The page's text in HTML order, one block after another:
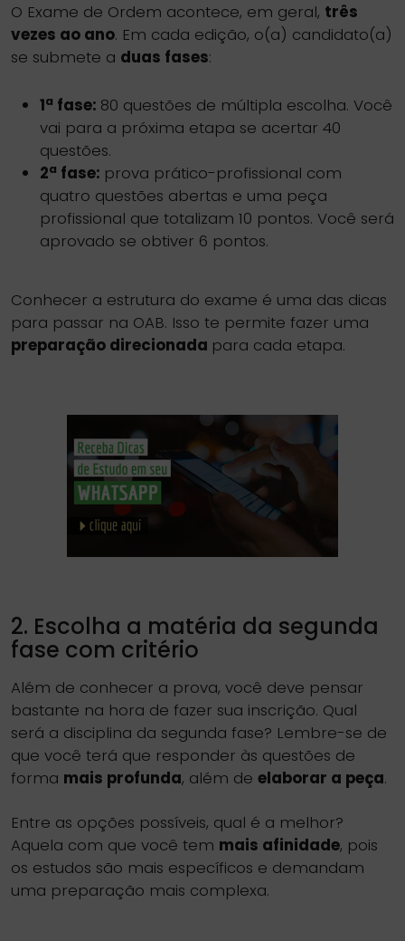
O Exame de Ordem acontece, em geral, três
vezes ao ano. Em cada edição, o(a) candidato(a)
se submete a duas fases:
1a fase: 80 questões de múltipla escolha. Você
vai para a próxima etapa se acertar 40
questões.
2a fase: prova prático-profissional com
quatro questões abertas e uma peça
profissional que totalizam 10 pontos. Você será
aprovado se obtiver 6 pontos.
Conhecer a estrutura do exame é uma das dicas
para passar na OAB. Isso te permite fazer uma
preparação direcionada para cada etapa.
2. Escolha a matéria da segunda
fase com critério
Além de conhecer a prova, você deve pensar
bastante na hora de fazer sua inscrição. Qual
será a disciplina da segunda fase? Lembre-se de
que você terá que responder às questões de
forma mais profunda, além de elaborar a peça.
Entre as opções possíveis, qual é a melhor?
Aquela com que você tem mais afinidade, pois
os estudos são mais específicos e demandam
uma preparação mais complexa.